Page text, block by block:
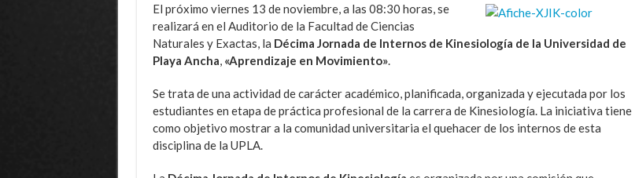
El próximo viernes 13 de noviembre, a las 08:30 horas, se
realizará en el Auditorio de la Facultad de Ciencias
Naturales y Exactas, la Décima Jornada de Internos de Kinesiología de la Universidad de
Playa Ancha «Aprendizaje en Movimiento».
Se trata de una actividad de carácter académico, planificada, organizada y ejecutada por los
estudiantes en etapa de práctica profesional de la carrera de Kinesiología. La iniciativa tiene
como objetivo mostrar a la comunidad universitaria el quehacer de los internos de esta
disciplina de la UPLA.